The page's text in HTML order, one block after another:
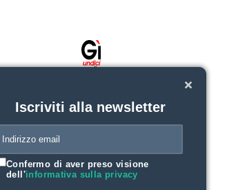
Iscriviti alla newsletter
Confermo di aver preso visione
dell'informativa sulla privacy